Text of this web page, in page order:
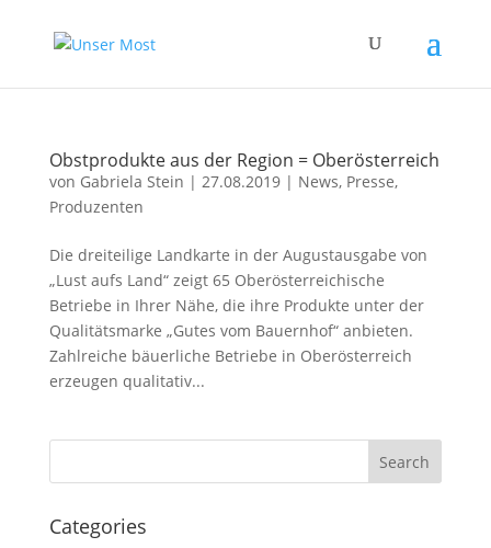
Obstprodukte aus der Region = Oberösterreich
von Gabriela Stein | 27.08.2019| News, Presse,
Produzenten
Die dreiteilige Landkarte in der Augustausgabe von
„Lust aufs Land“ zeigt 65 Oberösterreichische
Betriebe in Ihrer Nähe, die ihre Produkte unter der
Qualitätsmarke „Gutes vom Bauernhof“ anbieten.
Zahlreiche bäuerliche Betriebe in Oberösterreich
erzeugen qualitativ...
Categories